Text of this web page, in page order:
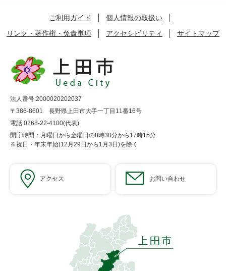
ご利用ガイド
個人情報の取扱い
リンク・著作権・免責事項
アクセシビリティ サイトマップ
法人番号:2000020202037
〒386-8601 長野県上田市大手一丁目11番16号
電話 0268-22-4100(代表)
開庁時間：月曜日から金曜日の8時30分から17時15分
※祝日・年末年始(12月29日から1月3日)を除く
アクセス お問い合わせ